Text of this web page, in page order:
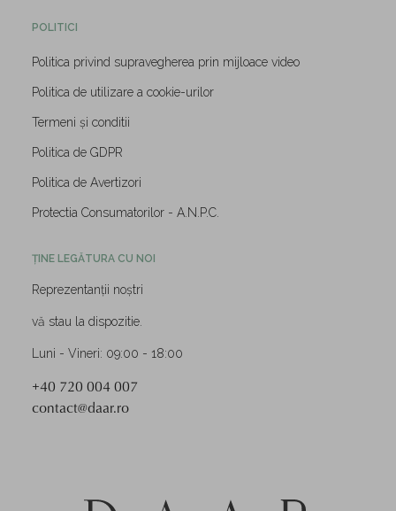
POLITICI
Politica privind supravegherea prin mijloace video
Politica de utilizare a cookie-urilor
Termeni și conditii
Politica de GDPR
Politica de Avertizori
Protectia Consumatorilor - A.N.P.C.
ȚINE LEGĂTURA CU NOI
Reprezentanții noștri
vă stau la dispozitie.
Luni - Vineri: 09:00 - 18:00
+40 720 004 007
contact@daar.ro